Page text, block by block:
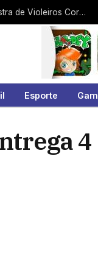
Arquivo Histórico exibe documentário sobre a Orquestra de Violeiros Coração da Viola
Esporte